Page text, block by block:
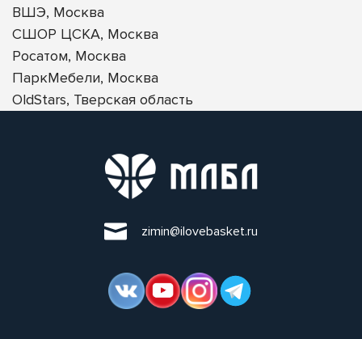
ВШЭ, Москва
СШОР ЦСКА, Москва
Росатом, Москва
ПаркМебели, Москва
OldStars, Тверская область
zimin@ilovebasket.ru